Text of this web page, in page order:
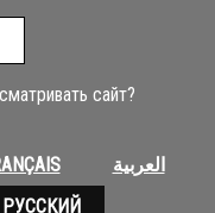
сайт?
العربية
РУССКИЙ